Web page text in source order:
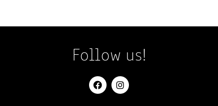
Follow us!